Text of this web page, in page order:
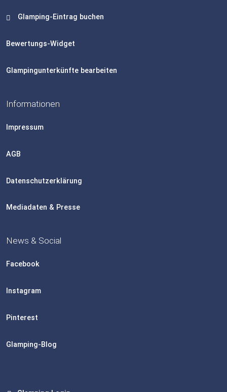
Glamping-Eintrag buchen
Bewertungs-Widget
Glampingunterkünfte bearbeiten
Informationen
Impressum
AGB
Datenschutzerklärung
Mediadaten & Presse
News & Social
Facebook
Instagram
Pinterest
Glamping-Blog